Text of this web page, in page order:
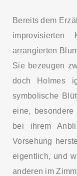
Bereits dem
improvisierten
arrangierten
Sie bezeugen
doch Holmes
symbolische
eine,
bei ihrem
Vorsehung
eigentlich, und
anderen im